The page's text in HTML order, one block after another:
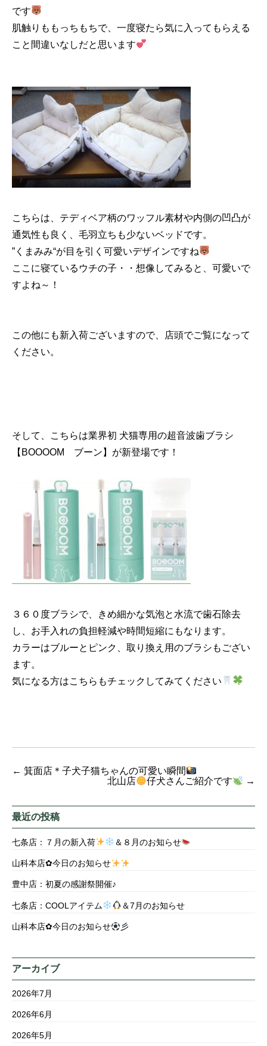
です
肌触りももっちもちで、一度寝たら気に入ってもらえる
こと間違いなしだと思います
こちらは、テディベア柄のワッフル素材や内側の凹凸が
通気性も良く、毛羽立ちも少ないベッドです。
”くまみみ“が目を引く可愛いデザインですね
ここに寝ているウチの子・・想像してみると、可愛いで
すよね～！
この他にも新入荷ございますので、店頭でご覧になって
ください。
そして、こちらは業界初 犬猫専用の超音波歯ブラシ
【BOOOOM ブーン】が新登場です！
３６０度ブラシで、きめ細かな気泡と水流で歯石除去
し、お手入れの負担軽減や時間短縮にもなります。
カラーはブルーとピンク、取り換え用のブラシもござい
ます。
気になる方はこちらもチェックしてみてください
← 箕面店＊子犬子猫ちゃんの可愛い瞬間
北山店
仔犬さんご紹介です →
最近の投稿
七条店：７月の新入荷 ＆８月のお知らせ
山科本店✿今日のお知らせ
豊中店：初夏の感謝祭開催♪
七条店：COOLアイテム ＆7月のお知らせ
山科本店✿今日のお知らせ 彡
アーカイブ
2026年7月
2026年6月
2026年5月